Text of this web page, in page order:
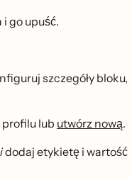
go upuść.
szczegóły bloku,
profilu lub utwórz nową.
dodaj etykietę i wartość